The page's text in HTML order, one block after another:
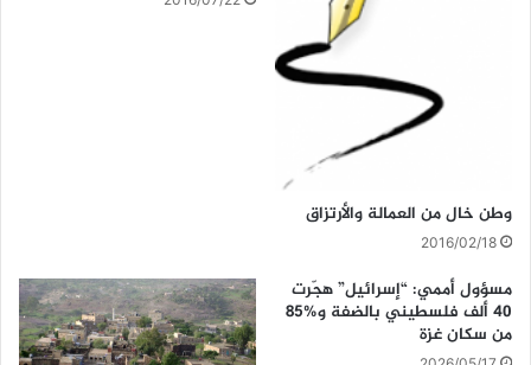
وطن خال من العمالة والأرتزاق
2016/02/18
مسؤول أممي: “إسرائيل” هجّرت
40 ألف فلسطيني بالضفة و85‎%‎
من سكان غزة